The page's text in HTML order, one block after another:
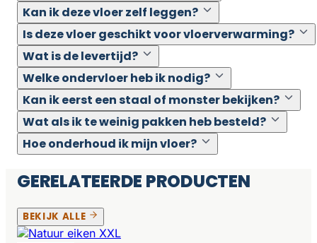
Kan ik deze vloer zelf leggen?
Is deze vloer geschikt voor vloerverwarming?
Wat is de levertijd?
Welke ondervloer heb ik nodig?
Kan ik eerst een staal of monster bekijken?
Wat als ik te weinig pakken heb besteld?
Hoe onderhoud ik mijn vloer?
GERELATEERDE PRODUCTEN
BEKIJK ALLE